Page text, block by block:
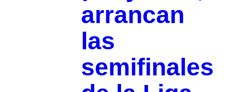
arrancan
las
semifinales